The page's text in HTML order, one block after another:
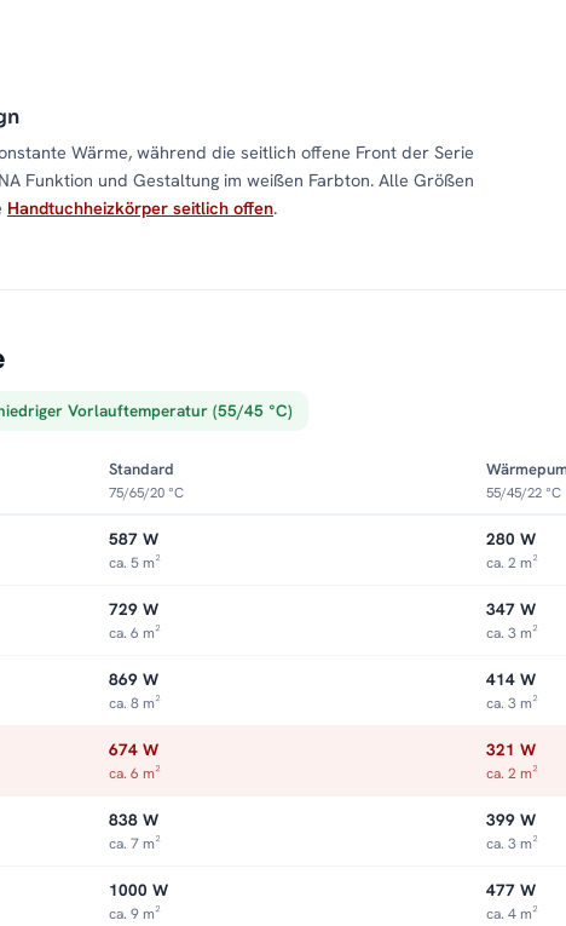
Wärme, während die seitlich offene Front der Serie
Funktion und Gestaltung im weißen Farbton. Alle Größen
Handtuchheizkörper seitlich offen.
Vorlauftemperatur (55/45 °C)
Standard
75/65/20 °C 55/45/22 °C
587 W
ca. 5 m²
280 W
ca. 2 m²
729 W
ca. 6 m²
347 W
ca. 3 m²
869 W
ca. 8 m²
414 W
ca. 3 m²
674 W
ca. 6 m²
321 W
ca. 2 m²
838 W
ca. 7 m²
399 W
ca. 3 m²
1000 W
ca. 9 m²
477 W
ca. 4 m²